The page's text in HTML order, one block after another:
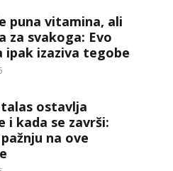
puna vitamina, ali
za svakoga: Evo
ipak izaziva tegobe
ostavlja
i kada se završi:
na ove